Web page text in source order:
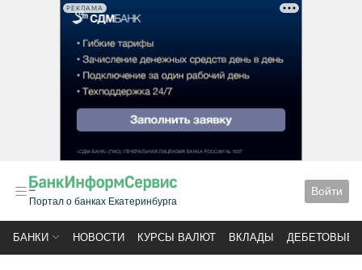
РЕКЛАМА
Портал о банках Екатеринбурга
Войти
БАНКИ НОВОСТИ КУРСЫ ВАЛЮТ ВКЛАДЫ ДЕБЕТОВЫЕ